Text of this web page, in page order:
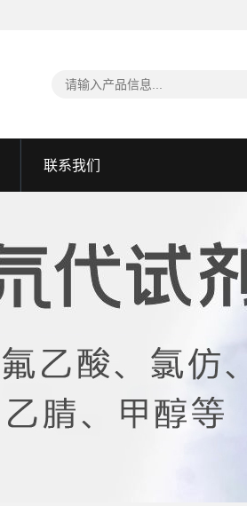
联系我们